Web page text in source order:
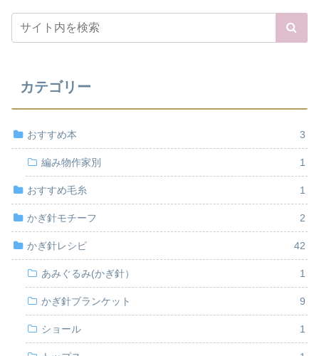
カテゴリー
おすすめ本 3
編み物作家別 1
おすすめ毛糸 1
かぎ針モチーフ 2
かぎ針レシピ 42
あみぐるみ(かぎ針） 1
かぎ針ブランケット 9
ショール 1